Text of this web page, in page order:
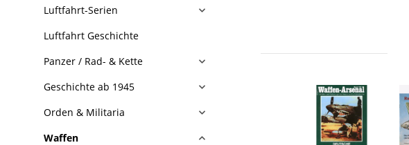
Luftfahrt-Serien
Luftfahrt Geschichte
Panzer / Rad- & Kette
Geschichte ab 1945
Orden & Militaria
Waffen